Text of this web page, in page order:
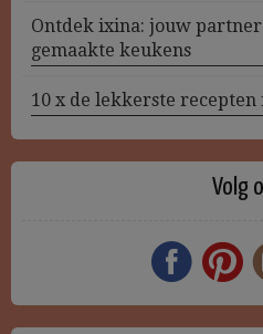
Ontdek ixina: jouw
gemaakte keukens
10 x de lekkerste recepten
Volg